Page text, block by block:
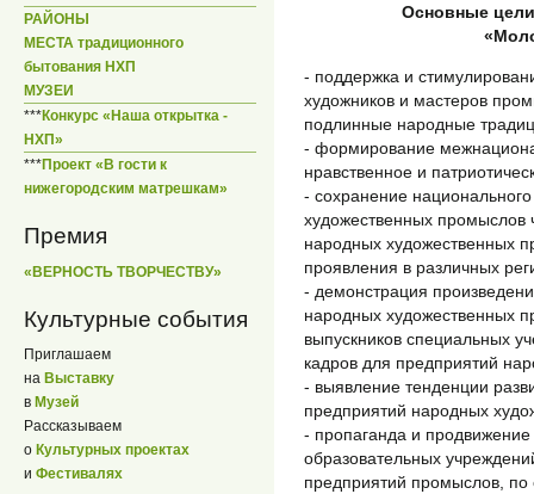
РАЙОНЫ
МЕСТА традиционного
бытования НХП
МУЗЕИ
***Конкурс «Наша открытка -
НХП»
***Проект «В гости к
нижегородским матрешкам»
Премия
«ВЕРНОСТЬ ТВОРЧЕСТВУ»
Культурные события
Приглашаем
на Выставку
в Музей
Рассказываем
о Культурных проектах
и Фестивалях
Основные
- поддержка и
художников и мастеров
подлинные народные
- формирование
нравственное и
- сохранение
художественных промыслов
народных художественных
проявления в различных
- демонстрация
народных художественных
выпускников специальных
кадров для предприятий
- выявление тенденции
предприятий народных
- пропаганда и продвижение
образовательных
предприятий промыслов,